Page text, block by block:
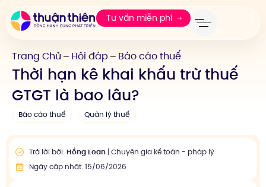
Tư vấn miễn phí
Trang Chủ — Hỏi đáp — Báo cáo thuế
Thời hạn kê khai khấu trừ thuế
GTGT là bao lâu?
Báo cáo thuế Quản lý thuế
Trả lời bởi: Hồng Loan| Chuyên gia kế toán - pháp lý
Ngày cập nhật: 15/06/2026